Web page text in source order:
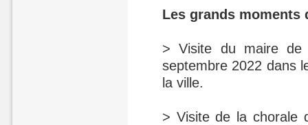
Les grands moments
> Visite du maire
septembre 2022 dans
la ville.
> Visite de la chorale